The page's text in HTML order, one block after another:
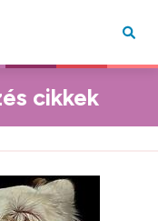
cikkek